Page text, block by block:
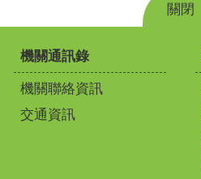
關閉
機關通訊錄
機關聯絡資訊
交通資訊